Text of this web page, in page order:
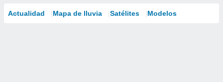
Actualidad Mapa de lluvia Satélites Modelos